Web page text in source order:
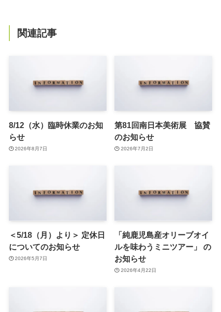
関連記事
8/12（水）臨時休業のお知
らせ
2026年8月7日
第81回南日本美術展 協賛
のお知らせ
2026年7月2日
＜5/18（月）より＞ 定休日
についてのお知らせ
2026年5月7日
「純鹿児島産オリーブオイ
ルを味わうミニツアー」 の
お知らせ
2026年4月22日